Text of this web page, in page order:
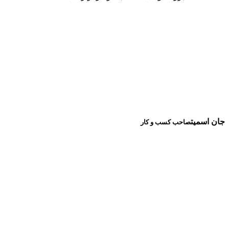
جان اسمیتصاحب کسب و کار